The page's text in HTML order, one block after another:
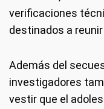
verificaciones
destinados a
Además del
investigadores
vestir que el